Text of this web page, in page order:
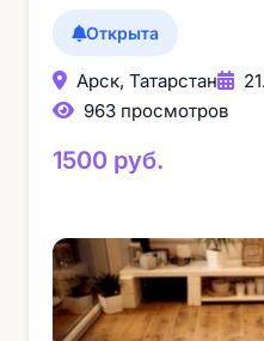
Открыта
Арск, Татарстан
963 просмотров
1500 руб.